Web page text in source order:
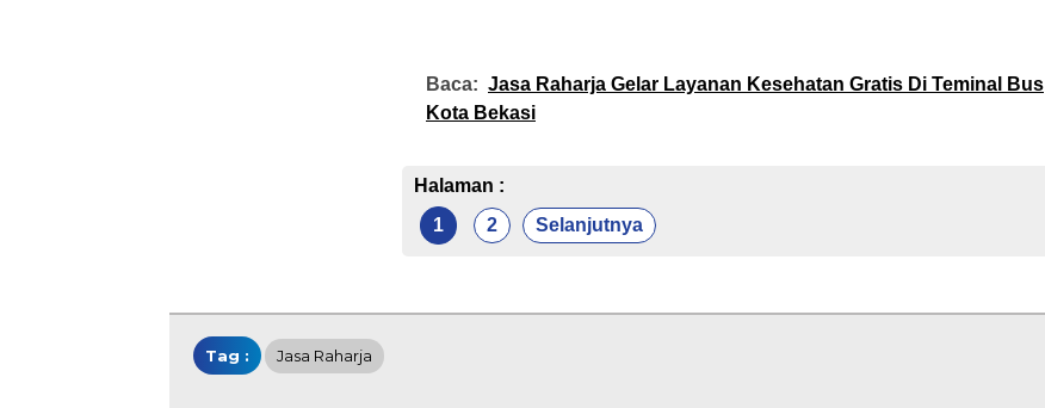
Baca: Jasa Raharja Gelar Layanan Kesehatan Gratis Di Teminal Bus
Kota Bekasi
Halaman :
1
2 Selanjutnya
Tag : Jasa Raharja